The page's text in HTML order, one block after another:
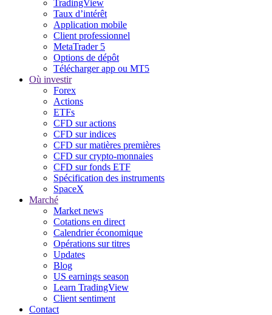
TradingView
Taux d’intérêt
Application mobile
Client professionnel
MetaTrader 5
Options de dépôt
Télécharger app ou MT5
Où investir
Forex
Actions
ETFs
CFD sur actions
CFD sur indices
CFD sur matières premières
CFD sur crypto-monnaies
CFD sur fonds ETF
Spécification des instruments
SpaceX
Marché
Market news
Cotations en direct
Calendrier économique
Opérations sur titres
Updates
Blog
US earnings season
Learn TradingView
Client sentiment
Contact